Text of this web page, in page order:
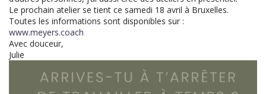
Le prochain atelier se tient ce samedi 18 avril à Bruxelles.
Toutes les informations sont disponibles sur :
www.meyers.coach
Avec douceur,
Julie